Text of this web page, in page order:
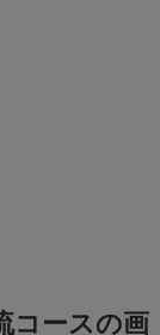
コースの画